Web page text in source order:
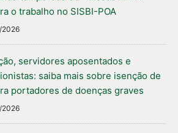
o trabalho no SISBI-POA
servidores aposentados e
saiba mais sobre isenção de
portadores de doenças graves